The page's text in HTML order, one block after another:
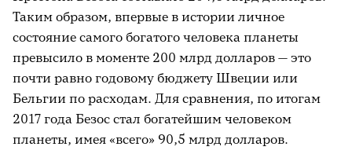
Таким образом, впервые в истории личное
состояние самого богатого человека планеты
превысило в моменте 200 млрд долларов — это
почти равно годовому бюджету Швеции или
Бельгии по расходам. Для сравнения, по итогам
2017 года Безос стал богатейшим человеком
планеты, имея «всего» 90,5 млрд долларов.